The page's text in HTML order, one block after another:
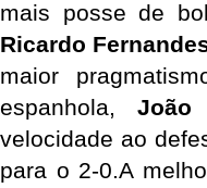
Ricardo
maior
espanhola, João
velocidade ao